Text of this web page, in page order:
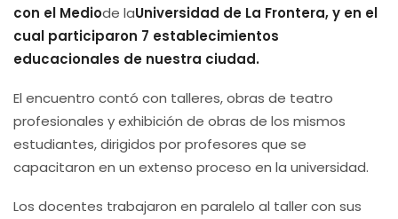
con el Mediode laUniversidad de La Frontera, y en el
cual participaron 7 establecimientos
educacionales de nuestra ciudad.
El encuentro contó con talleres, obras de teatro
profesionales y exhibición de obras de los mismos
estudiantes, dirigidos por profesores que se
capacitaron en un extenso proceso en la universidad.
Los docentes trabajaron en paralelo al taller con sus